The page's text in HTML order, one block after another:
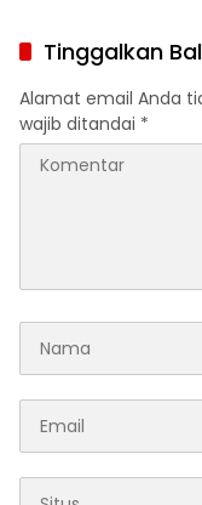
BACA JUGA :
Ning Ita - Cak
Mengulang
Tinggalkan
Alamat email Anda
wajib ditandai *